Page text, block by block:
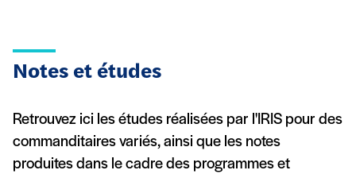
Notes et études
Retrouvez ici les études réalisées par l'IRIS pour des
commanditaires variés, ainsi que les notes
produites dans le cadre des programmes et